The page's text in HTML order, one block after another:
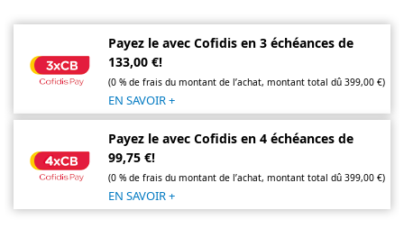
Payez le avec Cofidis en 3 échéances de
133,00 €!
(0 % de frais du montant de l’achat, montant total dû 399,00 €)
EN SAVOIR +
Payez le avec Cofidis en 4 échéances de
99,75 €!
(0 % de frais du montant de l’achat, montant total dû 399,00 €)
EN SAVOIR +